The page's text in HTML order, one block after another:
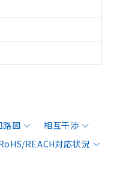
路図
相互干渉
REACH対応状況